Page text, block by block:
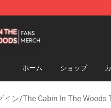
ホーム ショップ
イン/The Cabin In The Woods